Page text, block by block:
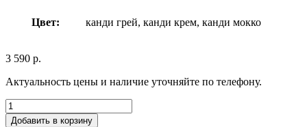
Цвет: канди грей, канди крем, канди мокко
3 590 р.
Актуальность цены и наличие уточняйте по телефону.
Добавить в корзину